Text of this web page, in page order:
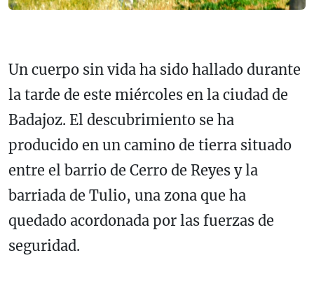
Un cuerpo sin vida ha sido hallado durante
la tarde de este miércoles en la ciudad de
Badajoz. El descubrimiento se ha
producido en un camino de tierra situado
entre el barrio de Cerro de Reyes y la
barriada de Tulio, una zona que ha
quedado acordonada por las fuerzas de
seguridad.